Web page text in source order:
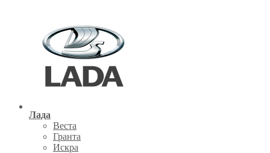
Лада
Веста
Гранта
Искра